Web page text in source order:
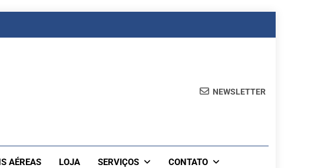
NEWSLETTER
AÉREAS LOJA SERVIÇOS CONTATO